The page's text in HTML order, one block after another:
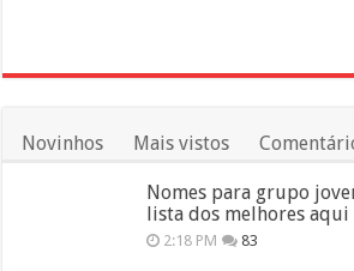
Novinhos Mais vistos
Nomes para grupo
lista dos melhores aqui
2:18 PM 83